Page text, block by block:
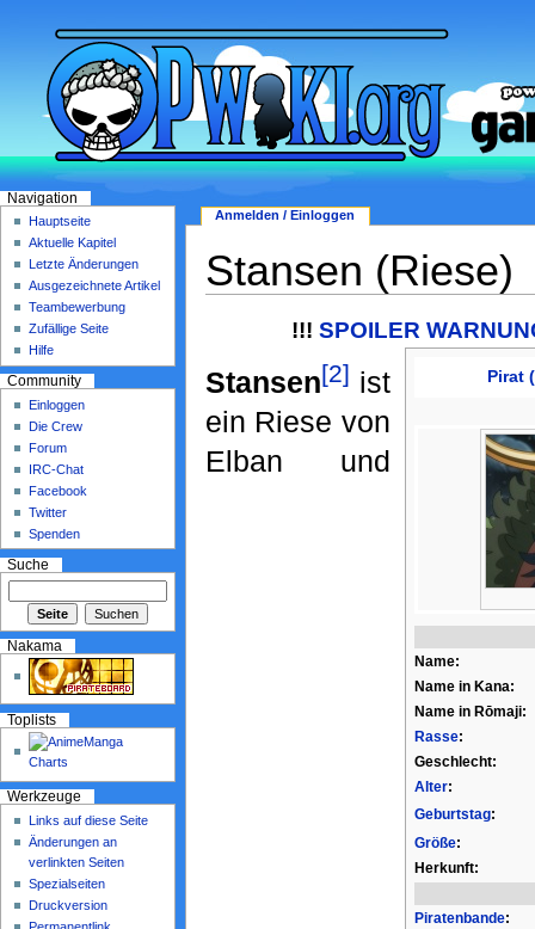
Stansen (Riese)
!!!SPOILER
Pirat
Name:
Name in Kana:
Name in Rōmaji:
Rasse:
Geschlecht:
Alter:
Geburtstag:
Größe:
Herkunft:
Piratenbande:
Stansen[2] ist
ein Riese von
Elban und
Anmelden / Einloggen
Navigation
Hauptseite
Aktuelle Kapitel
Letzte Änderungen
Ausgezeichnete Artikel
Teambewerbung
Zufällige Seite
Hilfe
Community
Einloggen
Die Crew
Forum
IRC-Chat
Facebook
Twitter
Spenden
Suche
Nakama
Toplists
Werkzeuge
Links auf diese Seite
Änderungen an
verlinkten Seiten
Spezialseiten
Druckversion